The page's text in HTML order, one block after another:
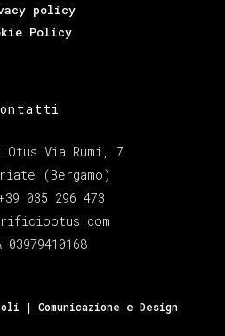
policy
Policy
Via Rumi, 7
(Bergamo)
035 296 473
03979410168
| Comunicazione e Design